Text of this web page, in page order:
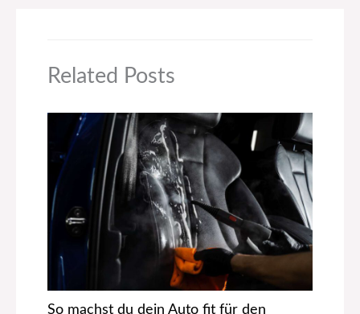
Related Posts
So machst du dein Auto fit für den